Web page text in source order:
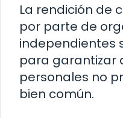
La rendición de
por parte de
independientes
para garantizar
personales no
bien común.